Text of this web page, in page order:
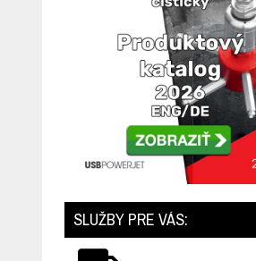
SLUŽBY PRE VÁS: